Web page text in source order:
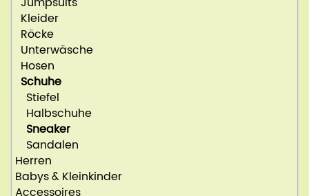
Kleider
Röcke
Unterwäsche
Hosen
Schuhe
Stiefel
Halbschuhe
Sneaker
Sandalen
Herren
Babys & Kleinkinder